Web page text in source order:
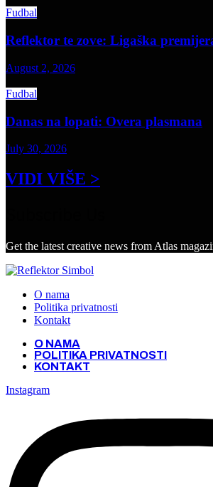
Fudbal
Reflektor te zove: Ligaška
August 2, 2026
Fudbal
Danas na lopati: Overa plasmana
July 30, 2026
VIDI VIŠE >
Get the latest creative news from Atlas
O nama
Politika privatnosti
Kontakt
O NAMA
POLITIKA PRIVATNOSTI
KONTAKT
Instagram